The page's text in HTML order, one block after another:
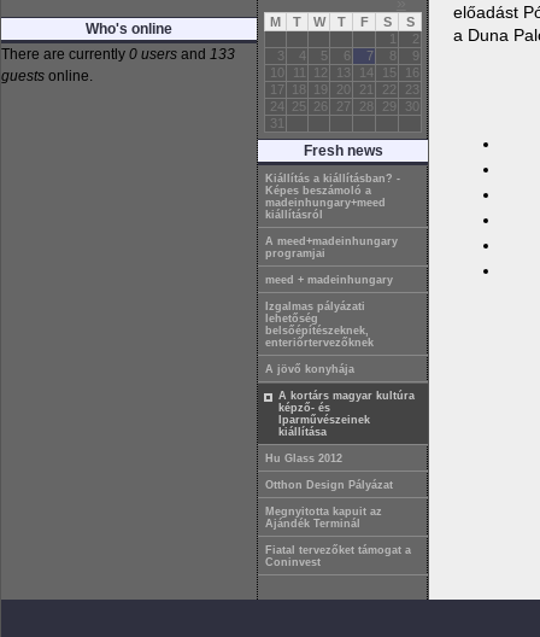
Who's online
There are currently 0 users and 133
guests online.
M T W T F S
S
1
2
3
4 5 6 7 8
9
10
11 12 13 14 15
16
17
18 19 20 21 22
23
24
25 26 27 28 29
30
31
Fresh news
Kiállítás a kiállításban? -
Képes beszámoló a
madeinhungary+meed
kiállításról
A meed+madeinhungary
programjai
meed + madeinhungary
Izgalmas pályázati
lehetőség
belsőépítészeknek,
enteriőrtervezőknek
A jövő konyhája
A kortárs magyar kultúra
képző- és
Iparművészeinek
kiállítása
Hu Glass 2012
Otthon Design Pályázat
Megnyitotta kapuit az
Ajándék Terminál
Fiatal tervezőket támogat a
Coninvest
előadást
a Duna